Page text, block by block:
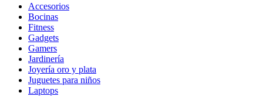
Accesorios
Bocinas
Fitness
Gadgets
Gamers
Jardinería
Joyería oro y plata
Juguetes para niños
Laptops